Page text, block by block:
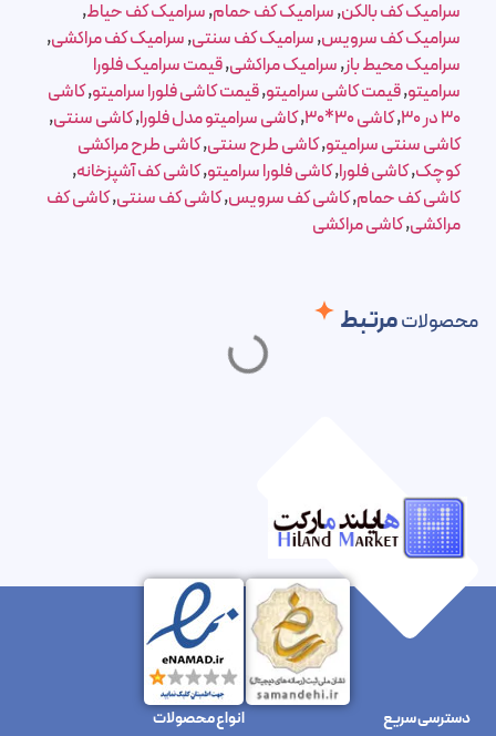
سرامیک کف بالکن,سرامیک کف حمام,سرامیک کف حیاط,
سرامیک کف سرویس,سرامیک کف سنتی,سرامیک کف مراکشی,
سرامیک محیط باز,سرامیک مراکشی,قیمت سرامیک فلورا
سرامیتو,قیمت کاشی سرامیتو,قیمت کاشی فلورا سرامیتو,کاشی
30 در 30
,کاشی 30*30 ,کاشی سرامیتو مدل فلورا,کاشی سنتی,
کاشی سنتی سرامیتو,کاشی طرح سنتی,کاشی طرح مراکشی
کوچک,کاشی فلورا,کاشی فلورا سرامیتو,کاشی کف آشپزخانه,
کاشی کف حمام,کاشی کف سرویس,کاشی کف سنتی,کاشی کف
مراکشی,کاشی مراکشی
محصولاتمرتبط
دسترسی سریع انواع محصولات